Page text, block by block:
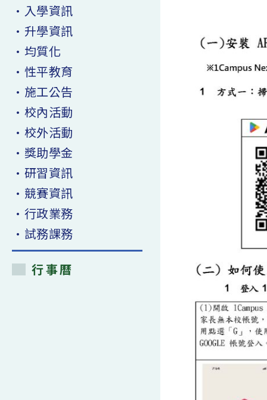
•入學資訊
•升學資訊
•均質化
•性平教育
•施工公告
•校內活動
•校外活動
•獎助學金
•研習資訊
•競賽資訊
•行政業務
•試務課務
行事曆